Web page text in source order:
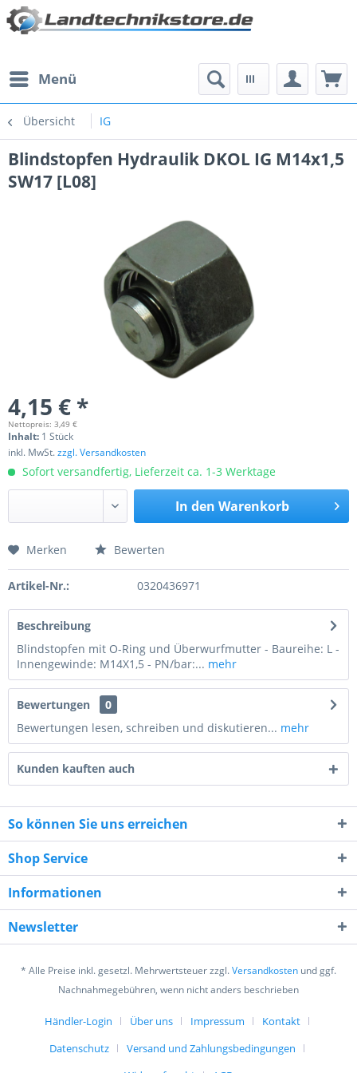
Menü
Übersicht IG
Blindstopfen Hydraulik DKOL IG M14x1,5
SW17 [L08]
4,15 € *
Nettopreis: 3,49 €
Inhalt: 1 Stück
inkl. MwSt.zzgl. Versandkosten
Sofort versandfertig, Lieferzeit ca. 1-3 Werktage
In den Warenkorb
Preis anfragen
1 + 1 = ?
Ich habe die Datenschutzerklärung
verstanden und stimme zu. *
Mit * gekennzeichnete Felder sind Pflichtfelder.
Senden
Merken Bewerten
Artikel-Nr.: 0320436971
Beschreibung
Blindstopfen mit O-Ring und Überwurfmutter - Baureihe: L -
Innengewinde: M14X1,5 - PN/bar:... mehr
Bewertungen
0
Bewertungen lesen, schreiben und diskutieren... mehr
Kunden kauften auch
So können Sie uns erreichen
Shop Service
Informationen
Newsletter
* Alle Preise inkl. gesetzl. Mehrwertsteuer zzgl.Versandkosten und ggf.
Nachnahmegebühren, wenn nicht anders beschrieben
Händler-Login Über uns Impressum
Kontakt
Datenschutz
Versand und Zahlungsbedingungen